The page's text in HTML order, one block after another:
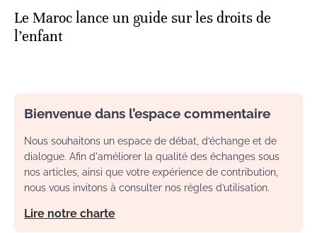
Le Maroc lance un guide sur les droits de
l’enfant
Bienvenue dans l’espace commentaire
Nous souhaitons un espace de débat, d’échange et de
dialogue. Afin d'améliorer la qualité des échanges sous
nos articles, ainsi que votre expérience de contribution,
nous vous invitons à consulter nos règles d’utilisation.
Lire notre charte